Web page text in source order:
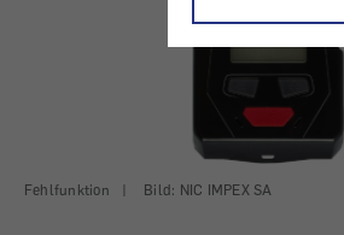
Fehlfunktion | Bild: NIC IMPEX SA